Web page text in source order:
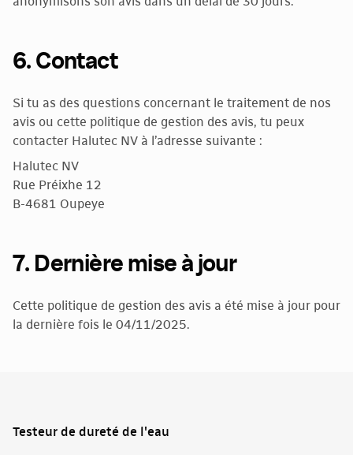
6. Contact
Si tu as des questions concernant le traitement de nos
avis ou cette politique de gestion des avis, tu peux
contacter Halutec NV à l’adresse suivante :
Halutec NV
Rue Préixhe 12
B-4681 Oupeye
7. Dernière mise à jour
Cette politique de gestion des avis a été mise à jour pour
la dernière fois le 04/11/2025.
Testeur de dureté de l'eau